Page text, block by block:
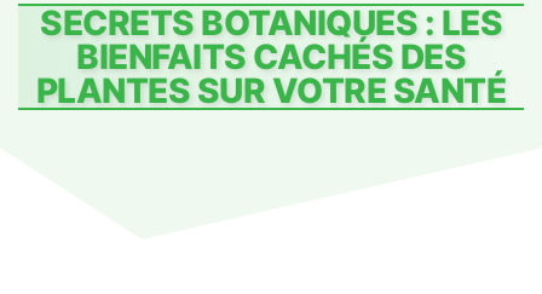
SECRETS BOTANIQUES : LES
BIENFAITS CACHÉS DES
PLANTES SUR VOTRE SANTÉ